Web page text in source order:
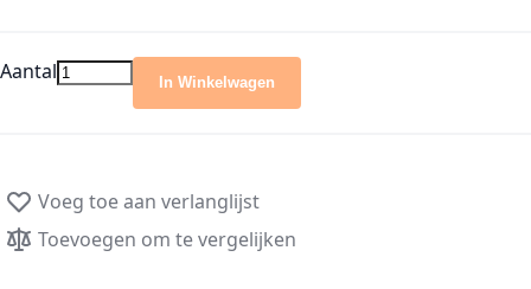
Aantal In Winkelwagen
Voeg toe aan verlanglijst
Toevoegen om te vergelijken